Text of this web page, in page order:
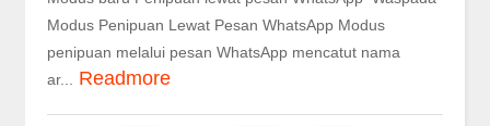
Modus Penipuan Lewat Pesan WhatsApp Modus
penipuan melalui pesan WhatsApp mencatut nama
ar...
Readmore